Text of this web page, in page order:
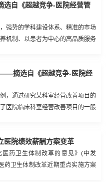
自《超越竞争-医院经营管
强势的学科建设体系、精准的市场
机制、以患者为中心的高品质服务
得学习与借鉴。
摘选自《超越竞争-医院经
，通过研究某科室经营改善项目的
医院临床科室经营改善项目的一般
医院绩效薪酬方案变革
药卫生体制改革的意见》(中发
药卫生体制改革近期重点实施方案